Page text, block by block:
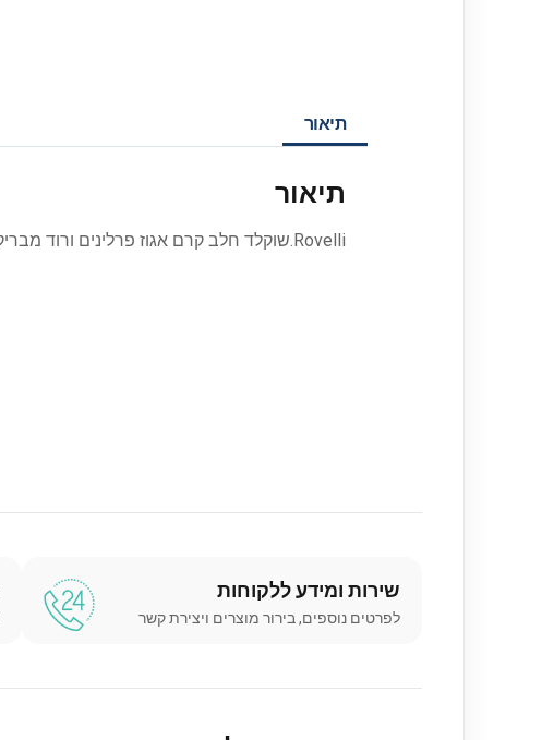
תיאור
תיאור
Rovelli.שוקלד חלב קרם אגוז פרלינים ורוד מבריק 800ג 8\1
שירות ומידע ללקוחות
לפרטים נוספים, בירור מוצרים ויצירת קשר